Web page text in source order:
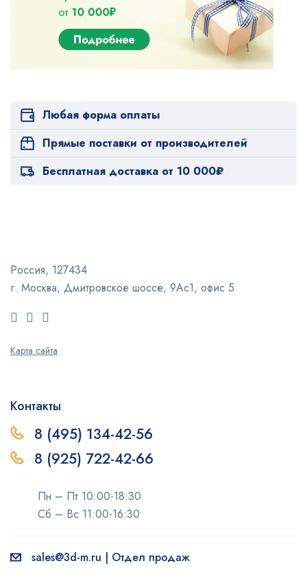
Любая форма оплаты
Прямые поставки от производителей
Бесплатная доставка от 10 000₽
Россия, 127434
г. Москва, Дмитровское шоссе, 9Ас1, офис 5
Карта сайта
Контакты
8 (495) 134-42-56
8 (925) 722-42-66
Пн – Пт 10:00-18:30
Сб – Вс 11:00-16:30
sales@3d-m.ru | Отдел продаж